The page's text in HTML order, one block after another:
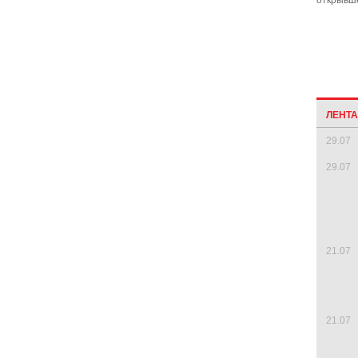
29.07
29.07
21.07
21.07